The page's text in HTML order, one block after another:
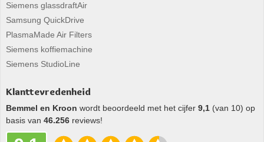
Siemens glassdraftAir
Samsung QuickDrive
PlasmaMade Air Filters
Siemens koffiemachine
Siemens StudioLine
Klanttevredenheid
Bemmel en Kroon wordt beoordeeld met het cijfer 9,1 (van 10) op
basis van 46.256 reviews!